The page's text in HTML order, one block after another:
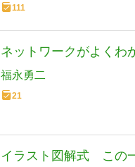
111
ネットワークがよくわ
福永勇二
21
イラスト図解式 この